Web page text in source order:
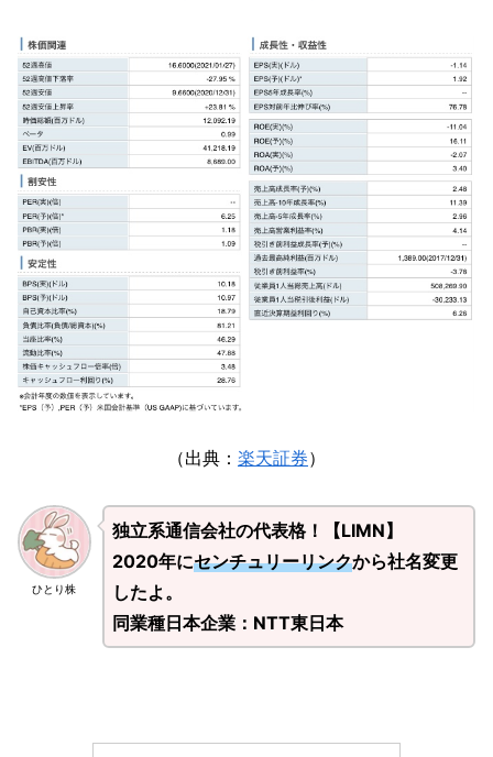
（出典： 楽天証券）
ひとり株
独立系通信会社の代表格！【LIMN】
2020年にセンチュリーリンクから社名変更
したよ。
同業種日本企業：NTT東日本